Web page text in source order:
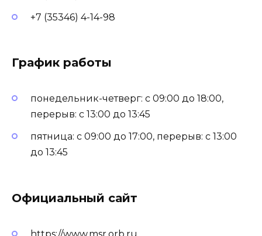
+7 (35346) 4-14-98
График работы
понедельник-четверг: с 09:00 до 18:00,
перерыв: с 13:00 до 13:45
пятница: с 09:00 до 17:00, перерыв: с 13:00
до 13:45
Официальный сайт